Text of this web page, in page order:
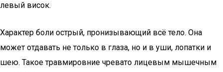
левый висок.
Характер боли острый, пронизывающий всё тело. Она
может отдавать не только в глаза, но и в уши, лопатки и
шею. Такое травмировние чревато лицевым мышечным